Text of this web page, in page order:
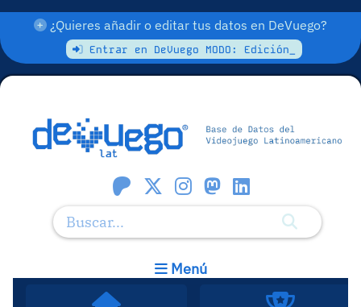
¿Quieres añadir o editar tus datos en DeVuego?
Entrar en DeVuego MODO: Edición_
Menú